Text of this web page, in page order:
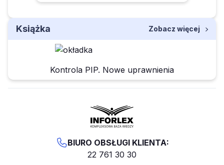
Książka Zobacz więcej
Kontrola PIP. Nowe uprawnienia
BIURO OBSŁUGI KLIENTA:
22 761 30 30